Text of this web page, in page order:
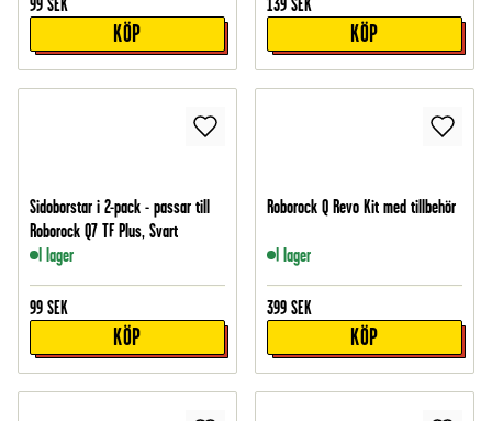
99 SEK
KÖP
139 SEK
KÖP
Sidoborstar i 2-pack - passar till
Roborock Q7 TF Plus, Svart
I lager
99 SEK
KÖP
Roborock Q Revo Kit med tillbehör
I lager
399 SEK
KÖP